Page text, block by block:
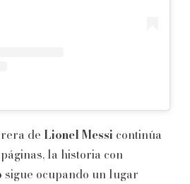
de Lionel Messi continúa
la historia con
sigue ocupando un lugar